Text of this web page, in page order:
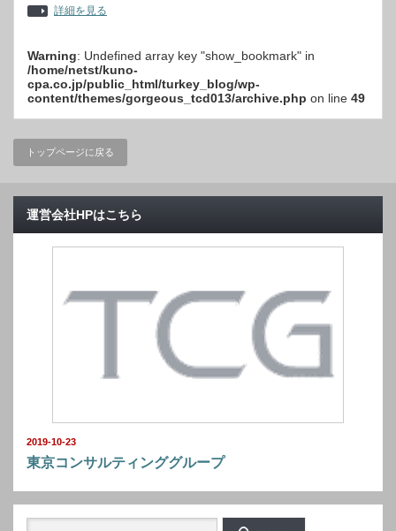
詳細を見る
Warning: Undefined array key "show_bookmark" in
/home/netst/kuno-
cpa.co.jp/public_html/turkey_blog/wp-
content/themes/gorgeous_tcd013/archive.php on line 49
トップページに戻る
運営会社HPはこちら
2019-10-23
東京コンサルティンググループ